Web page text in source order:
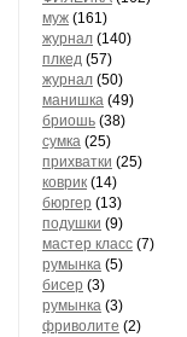
муж (161)
журнал (140)
плкед (57)
журнал (50)
манишка (49)
бриошь (38)
сумка (25)
прихватки (25)
коврик (14)
бюргер (13)
подушки (9)
мастер класс (7)
румынка (5)
бисер (3)
румынка (3)
фриволите (2)